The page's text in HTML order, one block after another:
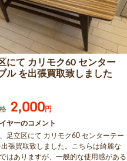
にて カリモク60 センター
ル を出張買取致しました
2,000円
ヤーのコメント
足立区にて カリモク60 センターテー
出張買取致しました。こちらは綺麗な
はありますが、一般的な使用感がある